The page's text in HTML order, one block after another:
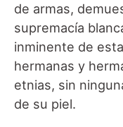
de armas,
supremacía
inminente de
hermanas y
etnias, sin
de su piel.